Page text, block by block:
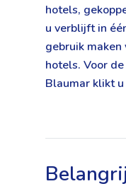
hotels,
u verblijft in
gebruik
hotels. Voor
Blaumar klikt u